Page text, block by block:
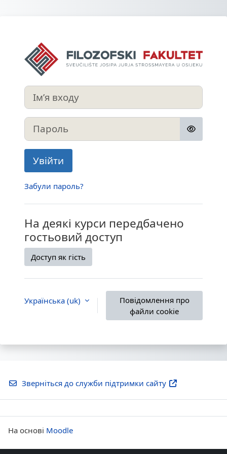
Увійти до FFOS
Ім’я входу
Пароль
Увійти
Забули пароль?
На деякі курси передбачено
гостьовий доступ
Доступ як гість
Українська ‎(uk)‎
Повідомлення про
файли cookie
Зверніться до служби підтримки сайту
На основі Moodle